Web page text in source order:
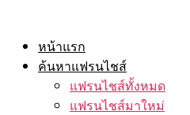
content
หน้าแรก
ค้นหาแฟรนไชส์
แฟรนไชส์ทั้งหมด
แฟรนไชส์มาใหม่